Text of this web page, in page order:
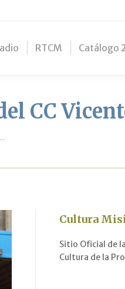
RTCM Catálogo
CC
Cultura
Sitio Oficial de
Cultura de la